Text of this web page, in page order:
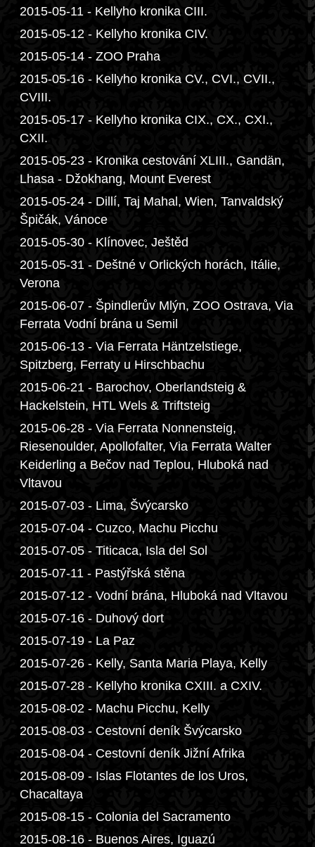
2015-05-11 - Kellyho kronika CIII.
2015-05-12 - Kellyho kronika CIV.
2015-05-14 - ZOO Praha
2015-05-16 - Kellyho kronika CV., CVI., CVII.,
CVIII.
2015-05-17 - Kellyho kronika CIX., CX., CXI.,
CXII.
2015-05-23 - Kronika cestování XLIII., Gandän,
Lhasa - Džokhang, Mount Everest
2015-05-24 - Dillí, Taj Mahal, Wien, Tanvaldský
Špičák, Vánoce
2015-05-30 - Klínovec, Ještěd
2015-05-31 - Deštné v Orlických horách, Itálie,
Verona
2015-06-07 - Špindlerův Mlýn, ZOO Ostrava, Via
Ferrata Vodní brána u Semil
2015-06-13 - Via Ferrata Häntzelstiege,
Spitzberg, Ferraty u Hirschbachu
2015-06-21 - Barochov, Oberlandsteig &
Hackelstein, HTL Wels & Triftsteig
2015-06-28 - Via Ferrata Nonnensteig,
Riesenoulder, Apollofalter, Via Ferrata Walter
Keiderling a Bečov nad Teplou, Hluboká nad
Vltavou
2015-07-03 - Lima, Švýcarsko
2015-07-04 - Cuzco, Machu Picchu
2015-07-05 - Titicaca, Isla del Sol
2015-07-11 - Pastýřská stěna
2015-07-12 - Vodní brána, Hluboká nad Vltavou
2015-07-16 - Duhový dort
2015-07-19 - La Paz
2015-07-26 - Kelly, Santa Maria Playa, Kelly
2015-07-28 - Kellyho kronika CXIII. a CXIV.
2015-08-02 - Machu Picchu, Kelly
2015-08-03 - Cestovní deník Švýcarsko
2015-08-04 - Cestovní deník Jižní Afrika
2015-08-09 - Islas Flotantes de los Uros,
Chacaltaya
2015-08-15 - Colonia del Sacramento
2015-08-16 - Buenos Aires, Iguazú